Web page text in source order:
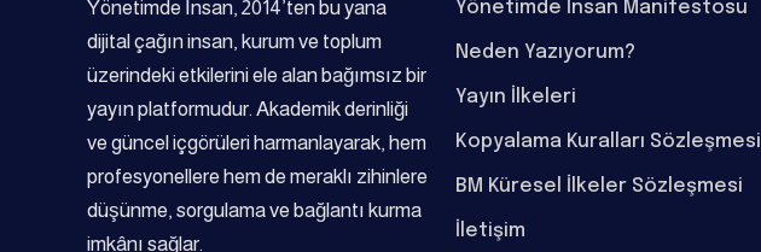
Yönetimde İnsan, 2014’ten bu yana
dijital çağın insan, kurum ve toplum
üzerindeki etkilerini ele alan bağımsız bir
yayın platformudur. Akademik derinliği
ve güncel içgörüleri harmanlayarak, hem
profesyonellere hem de meraklı zihinlere
düşünme, sorgulama ve bağlantı kurma
imkânı sağlar.
Yönetimde İnsan Manifestosu
Neden Yazıyorum?
Yayın İlkeleri
Kopyalama Kuralları Sözleşmesi
BM Küresel İlkeler Sözleşmesi
İletişim